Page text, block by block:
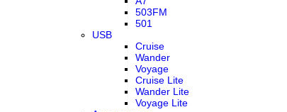
503FM
501
USB
Cruise
Wander
Voyage
Cruise Lite
Wander Lite
Voyage Lite